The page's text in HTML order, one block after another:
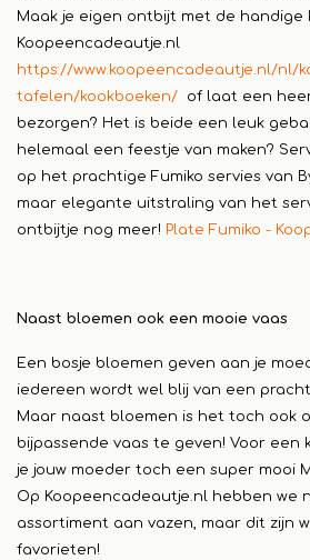
Maak je eigen ontbijt met de handige
Koopeencadeautje.nl
https://www.koopeencadeautje.nl/nl/
tafelen/kookboeken/ of laat een
bezorgen? Het is beide een leuk
helemaal een feestje van maken?
op het prachtige Fumiko servies van
maar elegante uitstraling van het
ontbijtje nog meer! Plate Fumiko -
Naast bloemen ook een mooie vaas
Een bosje bloemen geven aan je
iedereen wordt wel blij van een
Maar naast bloemen is het toch ook
bijpassende vaas te geven! Voor een
je jouw moeder toch een super mooi
Op Koopeencadeautje.nl hebben we
assortiment aan vazen, maar dit zijn
favorieten!